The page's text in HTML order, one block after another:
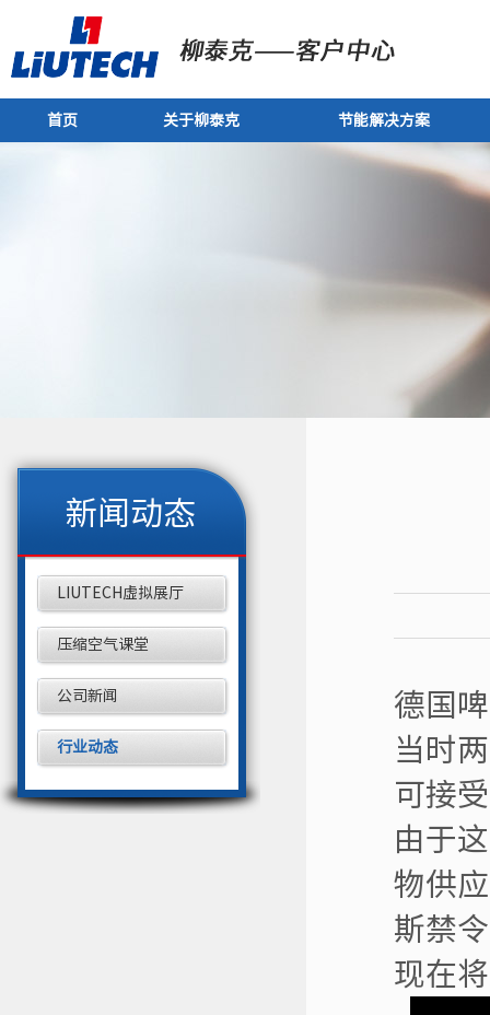
首页 关于柳泰克 节能解决方案
新闻动态
LIUTECH虚拟展厅
压缩空气课堂
公司新闻
行业动态
德国
当时
可接
由于
物供
斯禁
现在